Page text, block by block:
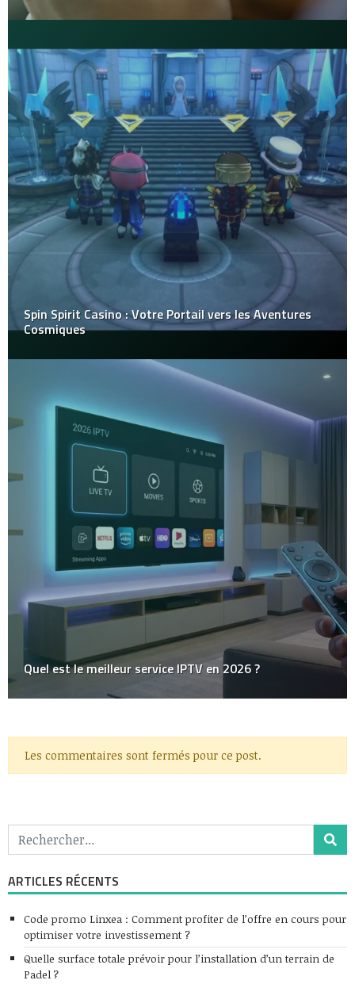
Spin Spirit Casino : Votre Portail vers les Aventures
Cosmiques
Quel est le meilleur service IPTV en 2026 ?
Les commentaires sont fermés pour ce post.
ARTICLES RÉCENTS
Code promo Linxea : Comment profiter de l’offre en cours pour
optimiser votre investissement ?
Quelle surface totale prévoir pour l’installation d’un terrain de
Padel ?